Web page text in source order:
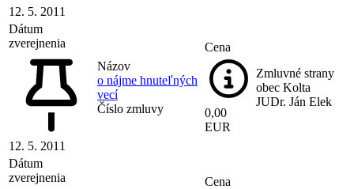
12. 5. 2011
Dátum
zverejnenia
12. 5. 2011
Názov
o nájme hnuteľných
vecí
Číslo zmluvy
Cena
0,00
EUR
Zmluvné strany
obec Kolta
JUDr. Ján Elek
Dátum
zverejnenia
Cena